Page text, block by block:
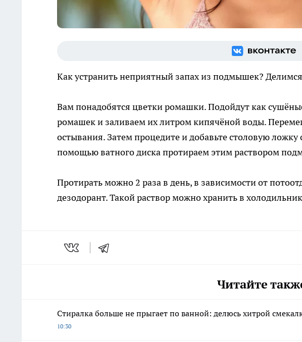
Как устранить неприятный запах из подмышек?
Вам понадобятся цветки ромашки. Подойдут как
ромашек и заливаем их литром кипячёной воды.
остывания. Затем процедите и добавьте столовую
помощью ватного диска протираем этим раствором
Протирать можно 2 раза в день, в зависимости от
дезодорант. Такой раствор можно хранить в
Читайте
Стиралка больше не прыгает по ванной: делюсь хитрой
10:30